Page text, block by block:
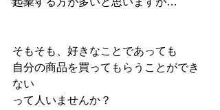
そもそも、好きなことであっても
自分の商品を買ってもらうことができ
ない
って人いませんか？